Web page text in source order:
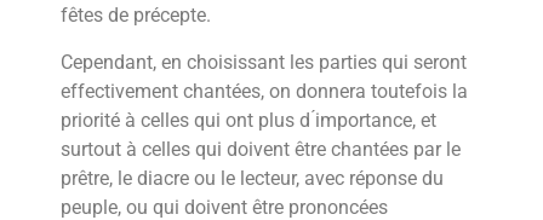
fêtes de précepte.
Cependant, en choisissant les parties qui seront
effectivement chantées, on donnera toutefois la
priorité à celles qui ont plus d ́importance, et
surtout à celles qui doivent être chantées par le
prêtre, le diacre ou le lecteur, avec réponse du
peuple, ou qui doivent être prononcées